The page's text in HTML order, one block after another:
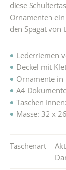
diese
Ornamenten
den Spagat von
Lederriemen
Deckel mit
Ornamente in
A4
Taschen
Masse: 32 x
Taschenart